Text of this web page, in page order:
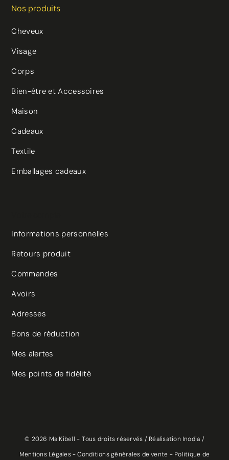
Nos produits
Cheveux
Visage
Corps
Bien-être et Accessoires
Maison
Cadeaux
Textile
Emballages cadeaux
Informations personnelles
Retours produit
Commandes
Avoirs
Adresses
Bons de réduction
Mes alertes
Mes points de fidélité
© 2026 Ma Kibell - Tous droits réservés / Réalisation Inodia /
Mentions Légales-Conditions générales de vente - Politique de